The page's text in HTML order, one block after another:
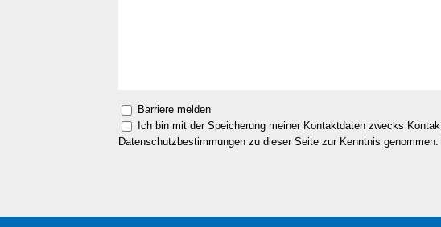
Barriere melden
Ich bin mit der Speicherung meiner Kontaktdaten zwecks
Datenschutzbestimmungen zu dieser Seite zur Kenntnis